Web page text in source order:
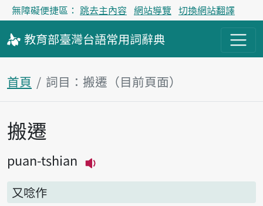
無障礙便捷區： 跳去主內容 網站導覽 切換網站翻譯
教育部臺灣台語常用詞辭典
首頁 詞目：搬遷（目前頁面）
主內容區塊
搬遷
puan-tshian
又唸作